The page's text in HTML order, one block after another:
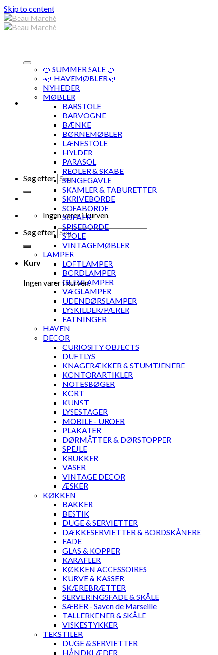
Skip to content
Søg efter:
Ingen varer i kurven.
Søg efter:
Kurv
Ingen varer i kurven.
🍊 SUMMER SALE 🍊
·🌿 HAVEMØBLER 🌿
NYHEDER
MØBLER
BARSTOLE
BARVOGNE
BÆNKE
BØRNEMØBLER
LÆNESTOLE
HYLDER
PARASOL
REOLER & SKABE
SENGEGAVLE
SKAMLER & TABURETTER
SKRIVEBORDE
SOFABORDE
SOFAER
SPISEBORDE
STOLE
VINTAGEMØBLER
LAMPER
LOFTLAMPER
BORDLAMPER
GULVLAMPER
VÆGLAMPER
UDENDØRSLAMPER
LYSKILDER/PÆRER
FATNINGER
HAVEN
DECOR
CURIOSITY OBJECTS
DUFTLYS
KNAGERÆKKER & STUMTJENERE
KONTORARTIKLER
NOTESBØGER
KORT
KUNST
LYSESTAGER
MOBILE - UROER
PLAKATER
DØRMÅTTER & DØRSTOPPER
SPEJLE
KRUKKER
VASER
VINTAGE DECOR
ÆSKER
KØKKEN
BAKKER
BESTIK
DUGE & SERVIETTER
DÆKKESERVIETTER & BORDSKÅNERE
FADE
GLAS & KOPPER
KARAFLER
KØKKEN ACCESSOIRES
KURVE & KASSER
SKÆREBRÆTTER
SERVERINGSFADE & SKÅLE
SÆBER - Savon de Marseille
TALLERKENER & SKÅLE
VISKESTYKKER
TEKSTILER
DUGE & SERVIETTER
HÅNDKLÆDER